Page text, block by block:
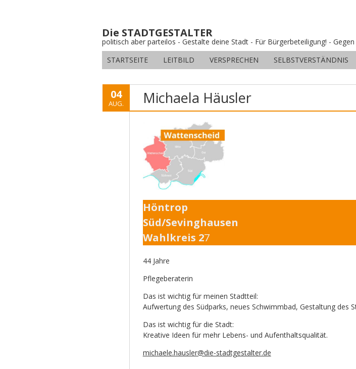
Die STADTGESTALTER
politisch aber parteilos - Gestalte deine Stadt - Für Bürgerbeteiligung! - Gegen
STARTSEITE
LEITBILD VERSPRECHEN SELBSTVERSTÄNDNIS
04
AUG. Michaela Häusler
Höntrop
Süd/Sevinghausen
Wahlkreis 27
44 Jahre
Pflegeberaterin
Das ist wichtig für meinen Stadtteil:
Aufwertung des Südparks, neues Schwimmbad, Gestaltung des
Das ist wichtig für die Stadt:
Kreative Ideen für mehr Lebens- und Aufenthaltsqualität.
michaele.hausler@die-stadtgestalter.de